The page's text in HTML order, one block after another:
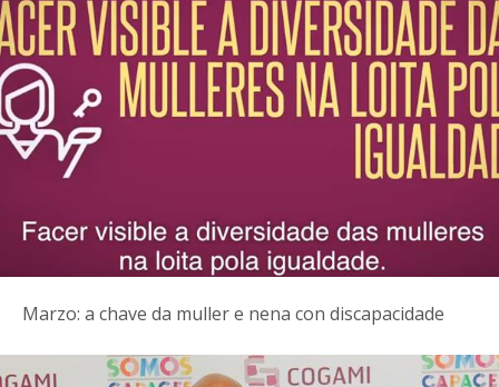
Marzo: a chave da muller e nena con discapacidade